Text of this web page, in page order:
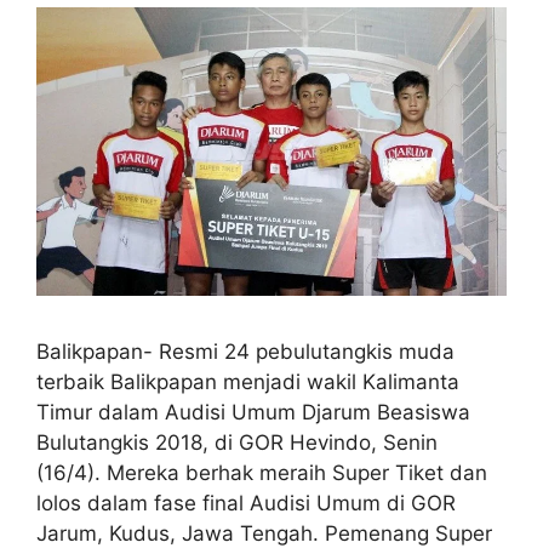
Balikpapan- Resmi 24 pebulutangkis muda
terbaik Balikpapan menjadi wakil Kalimanta
Timur dalam Audisi Umum Djarum Beasiswa
Bulutangkis 2018, di GOR Hevindo, Senin
(16/4). Mereka berhak meraih Super Tiket dan
lolos dalam fase final Audisi Umum di GOR
Jarum, Kudus, Jawa Tengah. Pemenang Super